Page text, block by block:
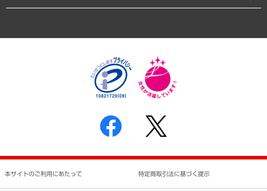
個人情報保護方針
反社会的勢力に対する基本方針
書面による個人情報の開示等の請求の手続きについて
本サイトのご利用にあたって 特定商取引法に基づく提示